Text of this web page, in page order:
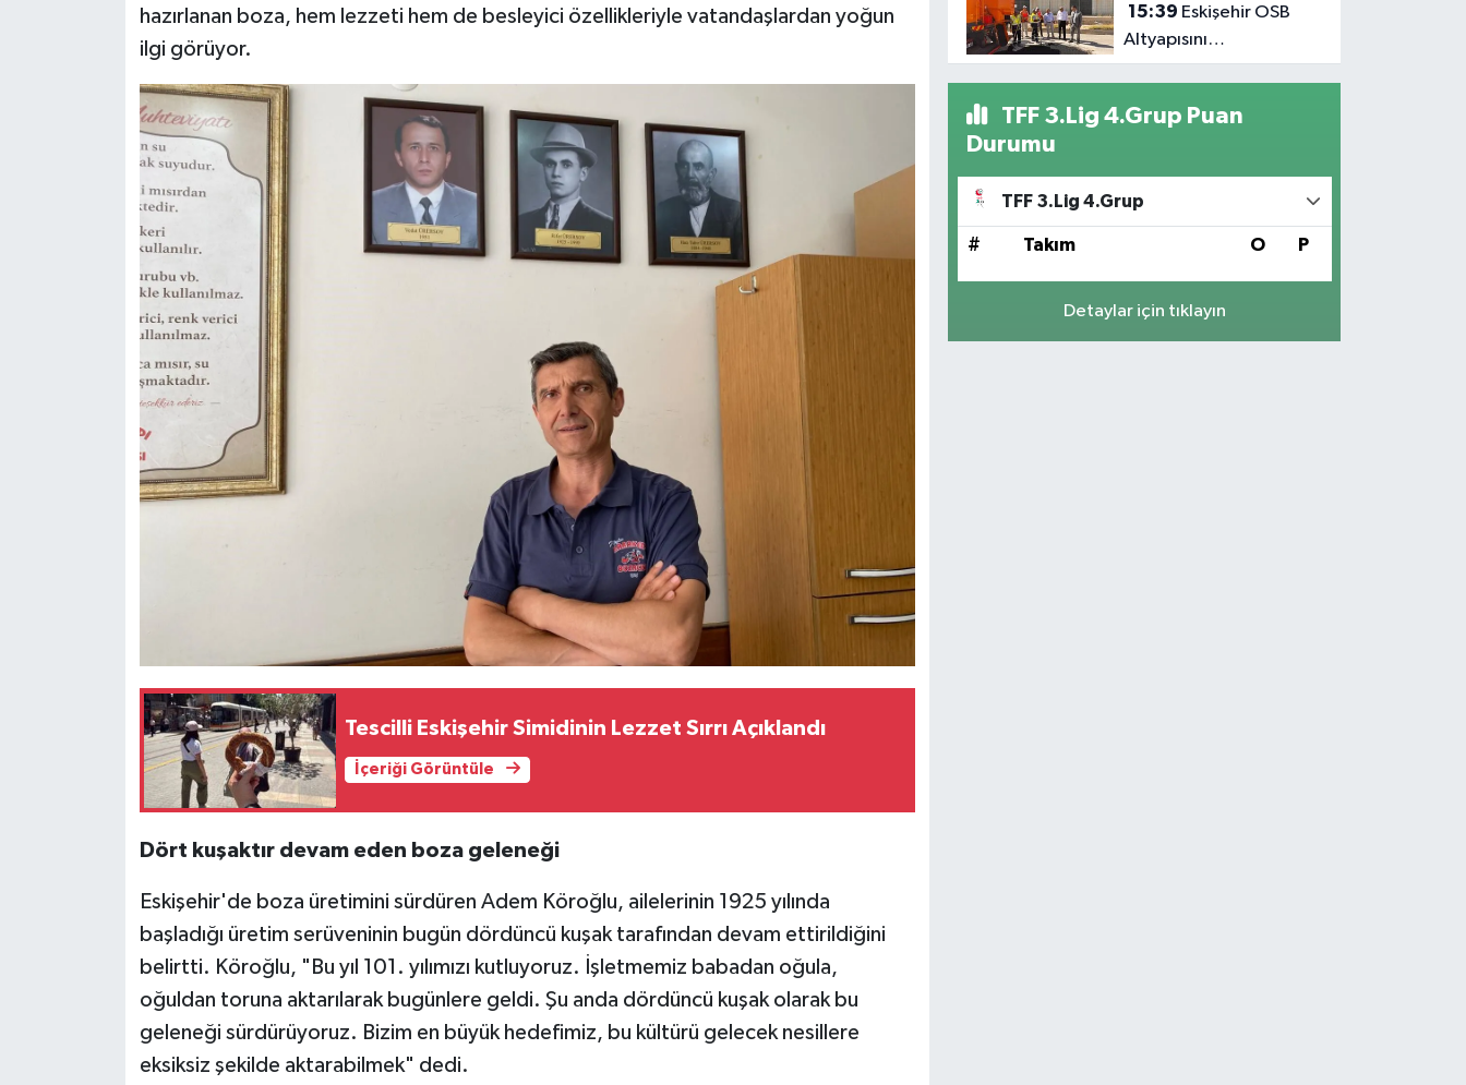
hazırlanan boza, hem lezzeti hem de besleyici özellikleriyle vatandaşlardan yoğun
ilgi görüyor.
Tescilli Eskişehir Simidinin Lezzet Sırrı Açıklandı
İçeriği Görüntüle
Dört kuşaktır devam eden boza geleneği
Eskişehir'de boza üretimini sürdüren Adem Köroğlu, ailelerinin 1925 yılında
başladığı üretim serüveninin bugün dördüncü kuşak tarafından devam ettirildiğini
belirtti. Köroğlu, "Bu yıl 101. yılımızı kutluyoruz. İşletmemiz babadan oğula,
oğuldan toruna aktarılarak bugünlere geldi. Şu anda dördüncü kuşak olarak bu
geleneği sürdürüyoruz. Bizim en büyük hedefimiz, bu kültürü gelecek nesillere
eksiksiz şekilde aktarabilmek" dedi.
15:39
Altyapısını
Güçlendirmeye Devam
TFF 3.Lig 4.Grup Puan
Durumu
TFF 3.Lig 4.Grup
# Takım O P
Detaylar için tıklayın